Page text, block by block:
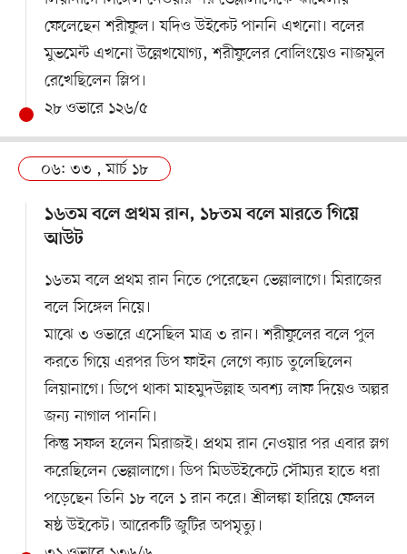
ফেলেছেন শরীফুল। যদিও উইকেট পাননি এখনো। বলের
মুভমেন্ট এখনো উল্লেখযোগ্য, শরীফুলের বোলিংয়েও নাজমুল
রেখেছিলেন স্লিপ।
২৮ ওভারে ১২৬/৫
০৬: ৩৩ , মার্চ ১৮
১৬তম বলে প্রথম রান, ১৮তম বলে মারতে গিয়ে
আউট
১৬তম বলে প্রথম রান নিতে পেরেছেন ভেল্লালাগে। মিরাজের
বলে সিঙ্গেল নিয়ে।
মাঝে ৩ ওভারে এসেছিল মাত্র ৩ রান। শরীফুলের বলে পুল
করতে গিয়ে এরপর ডিপ ফাইন লেগে ক্যাচ তুলেছিলেন
লিয়ানাগে। ডিপে থাকা মাহমুদউল্লাহ অবশ্য লাফ দিয়েও অল্পর
জন্য নাগাল পাননি।
কিন্তু সফল হলেন মিরাজই। প্রথম রান নেওয়ার পর এবার স্লগ
করেছিলেন ভেল্লালাগে। ডিপ মিডউইকেটে সৌম্যর হাতে ধরা
পড়েছেন তিনি ১৮ বলে ১ রান করে। শ্রীলঙ্কা হারিয়ে ফেলল
ষষ্ঠ উইকেট। আরেকটি জুটির অপমৃত্যু।